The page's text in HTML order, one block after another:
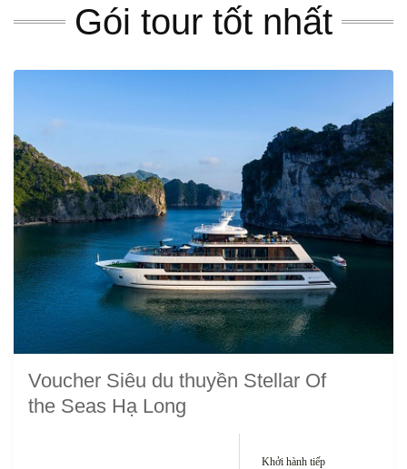
Gói tour tốt nhất
Voucher Siêu du thuyền Stellar Of
the Seas Hạ Long
Khởi hành tiếp